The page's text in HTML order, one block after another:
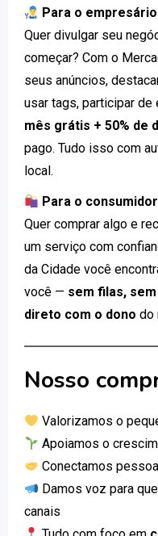
Para o
Quer divulgar seu
começar? Com o
seus anúncios,
usar tags, participar
mês grátis + 50% de
pago. Tudo isso com
local.
Para o
Quer comprar algo e
um serviço com
da Cidade você
você — sem filas,
direto com o dono do
Nosso
Valorizamos o
Apoiamos o
Conectamos
Damos voz para
canais